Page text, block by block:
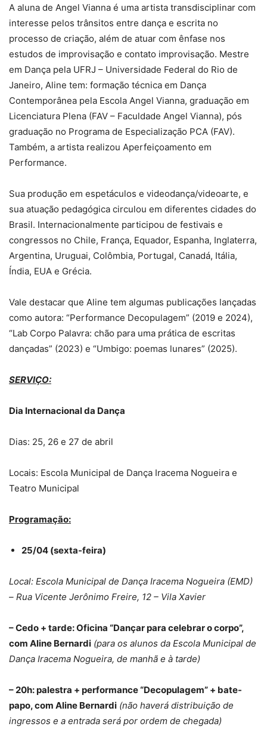
A aluna de Angel Vianna é uma artista transdisciplinar com
interesse pelos trânsitos entre dança e escrita no
processo de criação, além de atuar com ênfase nos
estudos de improvisação e contato improvisação. Mestre
em Dança pela UFRJ – Universidade Federal do Rio de
Janeiro, Aline tem: formação técnica em Dança
Contemporânea pela Escola Angel Vianna, graduação em
Licenciatura Plena (FAV – Faculdade Angel Vianna), pós
graduação no Programa de Especialização PCA (FAV).
Também, a artista realizou Aperfeiçoamento em
Performance.
Sua produção em espetáculos e videodança/videoarte, e
sua atuação pedagógica circulou em diferentes cidades do
Brasil. Internacionalmente participou de festivais e
congressos no Chile, França, Equador, Espanha, Inglaterra,
Argentina, Uruguai, Colômbia, Portugal, Canadá, Itália,
Índia, EUA e Grécia.
Vale destacar que Aline tem algumas publicações lançadas
como autora: “Performance Decopulagem” (2019 e 2024),
“Lab Corpo Palavra: chão para uma prática de escritas
dançadas” (2023) e “Umbigo: poemas lunares” (2025).
SERVIÇO:
Dia Internacional da Dança
Dias: 25, 26 e 27 de abril
Locais: Escola Municipal de Dança Iracema Nogueira e
Teatro Municipal
Programação:
25/04 (sexta-feira)
Local: Escola Municipal de Dança Iracema Nogueira (EMD)
– Rua Vicente Jerônimo Freire, 12 – Vila Xavier
– Cedo + tarde: Oficina “Dançar para celebrar o corpo”,
com Aline Bernardi (para os alunos da Escola Municipal de
Dança Iracema Nogueira, de manhã e à tarde)
– 20h: palestra + performance “Decopulagem” + bate-
papo, com Aline Bernardi (não haverá distribuição de
ingressos e a entrada será por ordem de chegada)